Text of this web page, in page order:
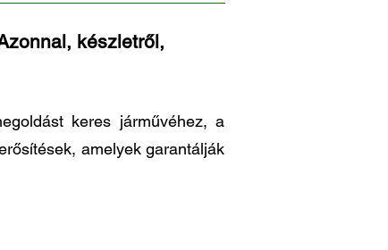
készletről,
keres járművéhez, a
amelyek garantálják